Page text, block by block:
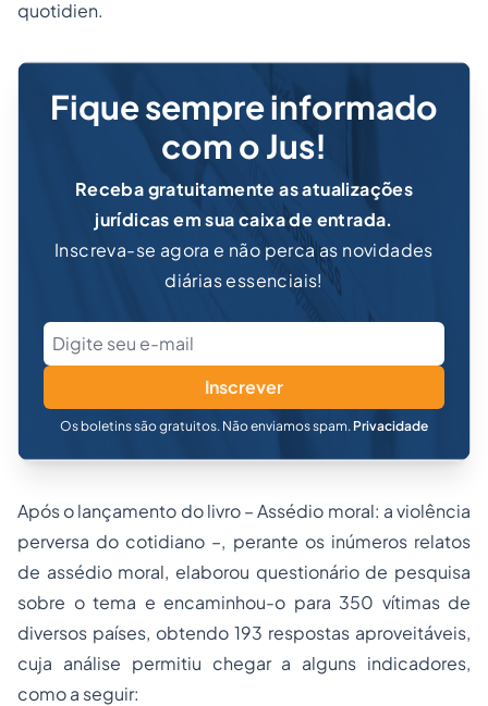
quotidien.
Fique sempre informado
com o Jus!
Receba gratuitamente as atualizações
jurídicas em sua caixa de entrada.
Inscreva-se agora e não perca as novidades
diárias essenciais!
Inscrever
Os boletins são gratuitos. Não enviamos spam. Privacidade
Após o lançamento do livro – Assédio moral: a violência
perversa do cotidiano –, perante os inúmeros relatos
de assédio moral, elaborou questionário de pesquisa
sobre o tema e encaminhou-o para 350 vítimas de
diversos países, obtendo 193 respostas aproveitáveis,
cuja análise permitiu chegar a alguns indicadores,
como a seguir: